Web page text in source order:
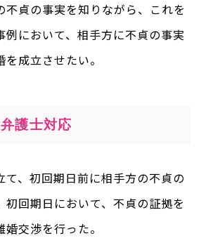
不貞の事実を知りながら、これを
例において、相手方に不貞の事実
成立させたい。
護士対応
て、初回期日前に相手方の不貞の
初回期日において、不貞の証拠を
交渉を行った。